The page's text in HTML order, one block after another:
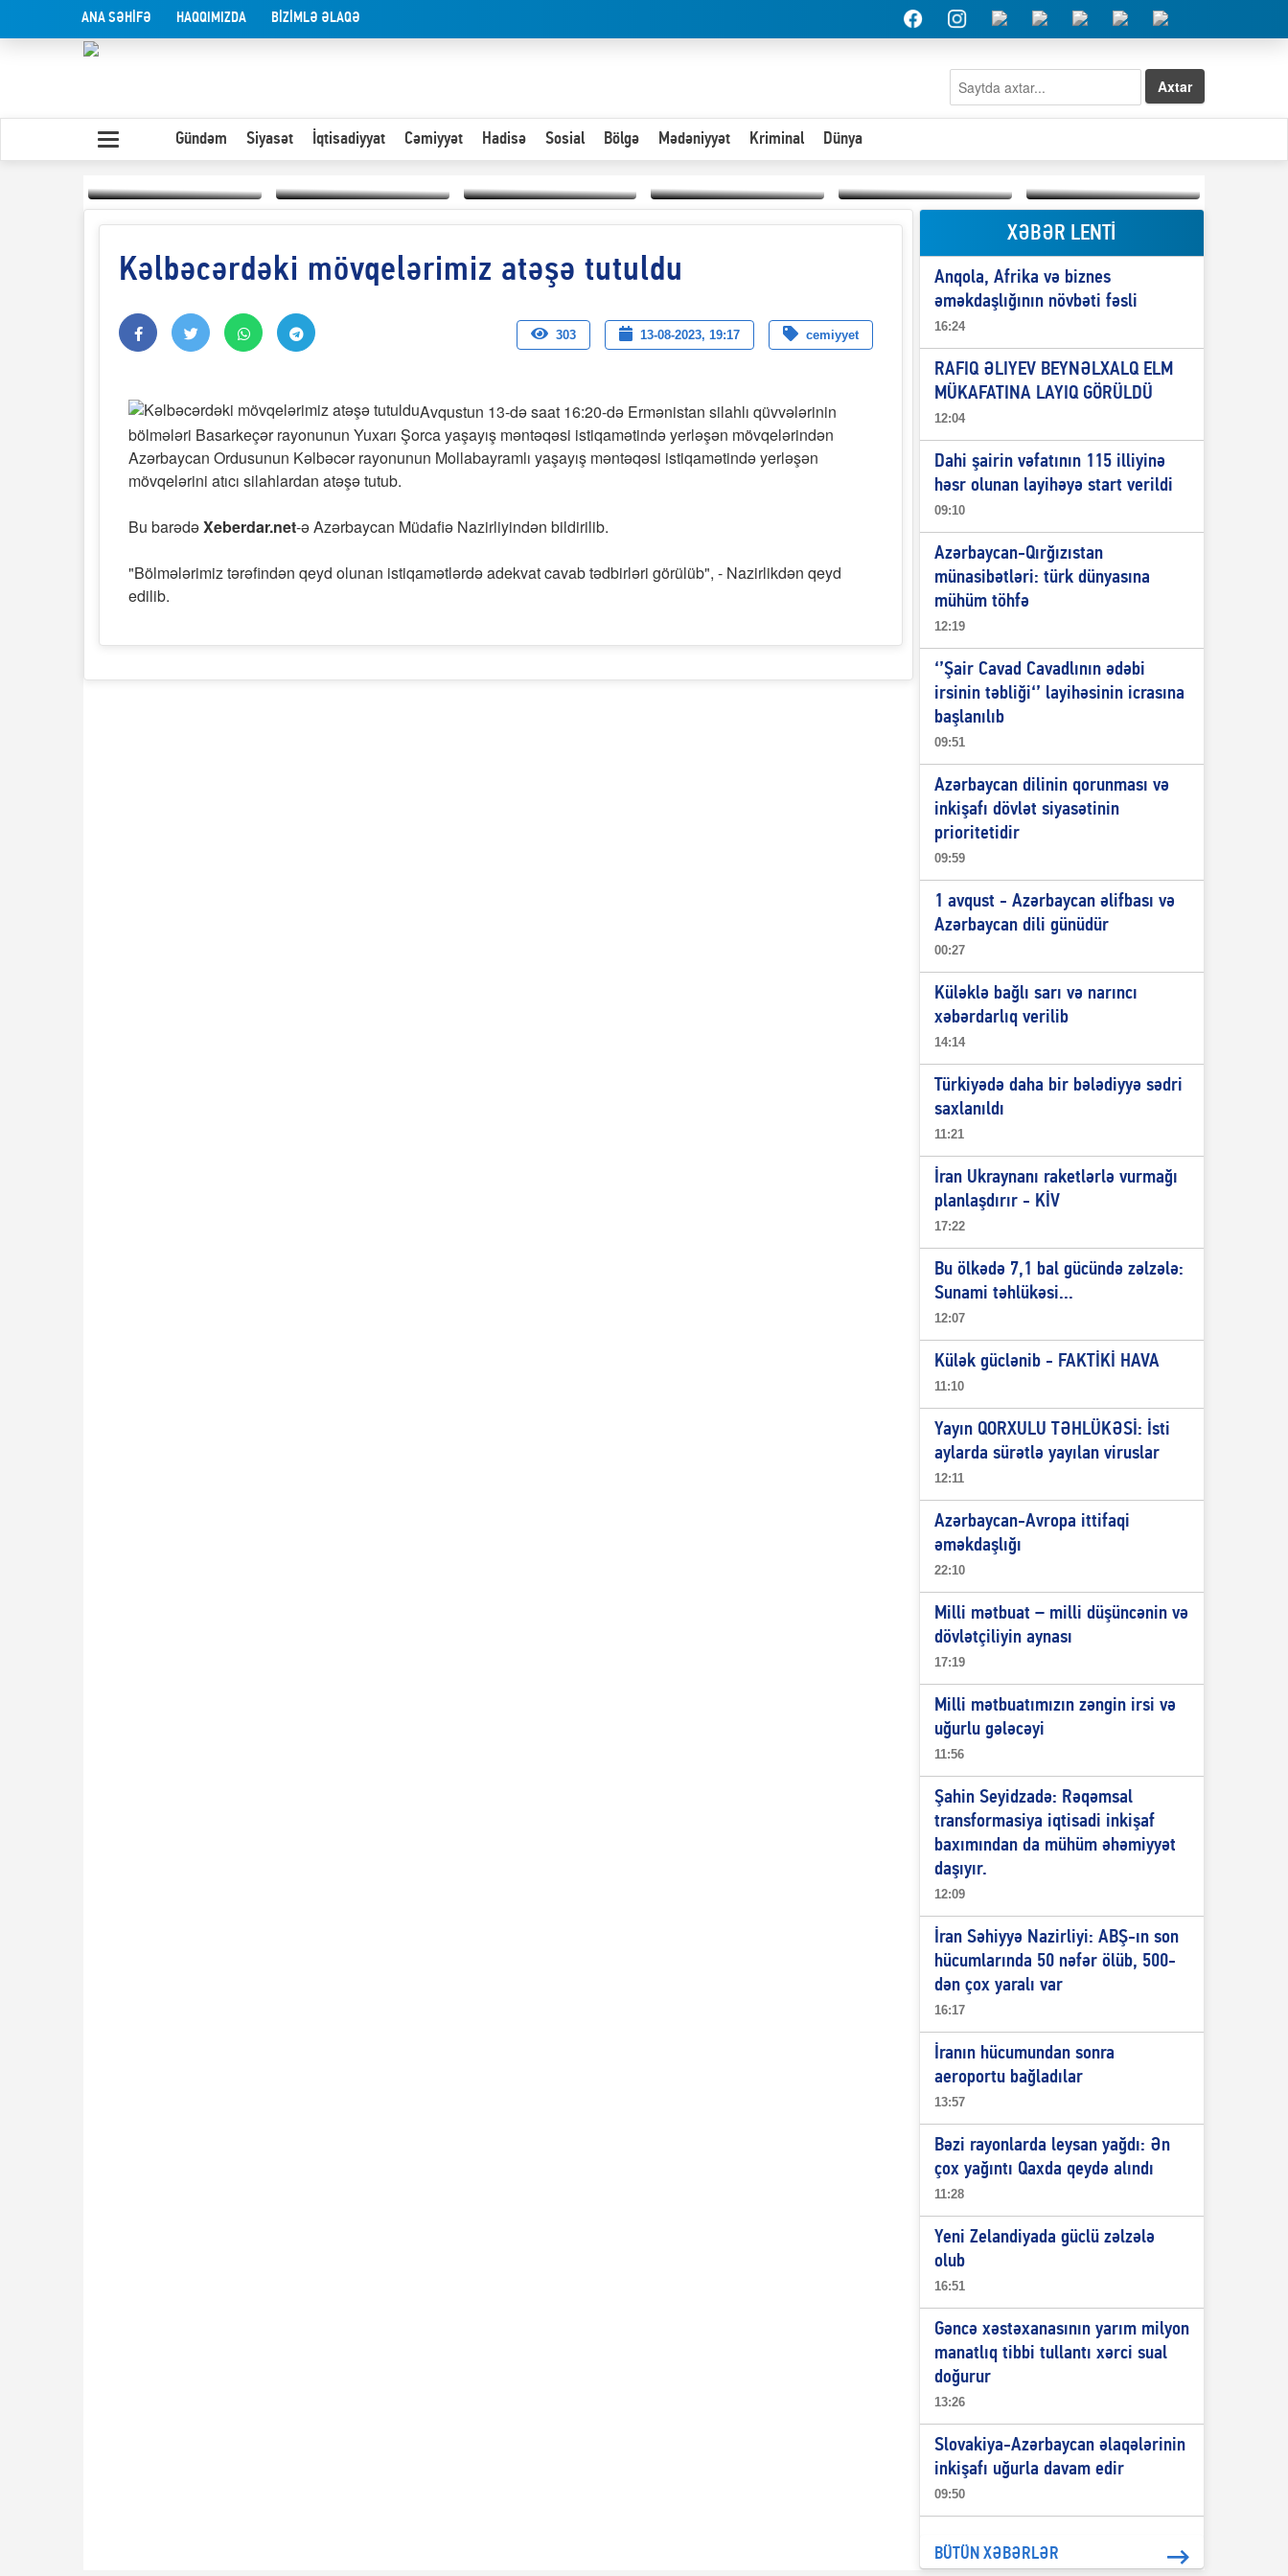
ANA SƏHİFƏ HAQQIMIZDA BİZİMLƏ ƏLAQƏ
Axtar
Gündəm Siyasət İqtisadiyyat Cəmiyyət Hadisə Sosial Bölgə Mədəniyyət Kriminal Dünya
Yaxın Şərqdəki
müharibənin qısa Olduğu kimi görünən
Paytaxta giriş vizası —
"Xoş gəldin, cibində
Hər an ən çətin savaşa
hazır olmalıyıq-
ZƏLİMXAN
“Qeyri-səlis məntiq və
dil-nitq” elmimizə
Elşad Abdullayevin
erməniləri
maliyyələşdirən oğlu
niyə Azərbaycana
ekstradisiya olunmur?
Kəlbəcərdəki mövqelərimiz atəşə tutuldu
303 13-08-2023, 19:17 cemiyyet
Avqustun 13-də saat 16:20-də Ermənistan silahlı qüvvələrinin
bölmələri Basarkeçər rayonunun Yuxarı Şorca yaşayış məntəqəsi istiqamətində yerləşən mövqelərindən
Azərbaycan Ordusunun Kəlbəcər rayonunun Mollabayramlı yaşayış məntəqəsi istiqamətində yerləşən
mövqelərini atıcı silahlardan atəşə tutub.
Bu barədəXeberdar.net-ə Azərbaycan Müdafiə Nazirliyindən bildirilib.
"Bölmələrimiz tərəfindən qeyd olunan istiqamətlərdə adekvat cavab tədbirləri görülüb", - Nazirlikdən qeyd
edilib.
XƏBƏR LENTİ
Anqola, Afrika və biznes
əməkdaşlığının növbəti fəsli
16:24
RAFIQ ƏLIYEV BEYNƏLXALQ ELM
MÜKAFATINA LAYIQ GÖRÜLDÜ
12:04
Dahi şairin vəfatının 115 illiyinə
həsr olunan layihəyə start verildi
09:10
Azərbaycan-Qırğızıstan
münasibətləri: türk dünyasına
mühüm töhfə
12:19
‘’Şair Cavad Cavadlının ədəbi
irsinin təbliği‘’ layihəsinin icrasına
başlanılıb
09:51
Azərbaycan dilinin qorunması və
inkişafı dövlət siyasətinin
prioritetidir
09:59
1 avqust - Azərbaycan əlifbası və
Azərbaycan dili günüdür
00:27
Küləklə bağlı sarı və narıncı
xəbərdarlıq verilib
14:14
Türkiyədə daha bir bələdiyyə sədri
saxlanıldı
11:21
İran Ukraynanı raketlərlə vurmağı
planlaşdırır - KİV
17:22
Bu ölkədə 7,1 bal gücündə zəlzələ:
Sunami təhlükəsi...
12:07
Külək güclənib - FAKTİKİ HAVA
11:10
Yayın QORXULU TƏHLÜKƏSİ: İsti
aylarda sürətlə yayılan viruslar
12:11
Azərbaycan-Avropa ittifaqi
əməkdaşlığı
22:10
Milli mətbuat – milli düşüncənin və
dövlətçiliyin aynası
17:19
Milli mətbuatımızın zəngin irsi və
uğurlu gələcəyi
11:56
Şahin Seyidzadə: Rəqəmsal
transformasiya iqtisadi inkişaf
baxımından da mühüm əhəmiyyət
daşıyır.
12:09
İran Səhiyyə Nazirliyi: ABŞ-ın son
hücumlarında 50 nəfər ölüb, 500-
dən çox yaralı var
16:17
İranın hücumundan sonra
aeroportu bağladılar
13:57
Bəzi rayonlarda leysan yağdı: Ən
çox yağıntı Qaxda qeydə alındı
11:28
Yeni Zelandiyada güclü zəlzələ
olub
16:51
Gəncə xəstəxanasının yarım milyon
manatlıq tibbi tullantı xərci sual
doğurur
13:26
Slovakiya-Azərbaycan əlaqələrinin
inkişafı uğurla davam edir
09:50
BÜTÜN XƏBƏRLƏR